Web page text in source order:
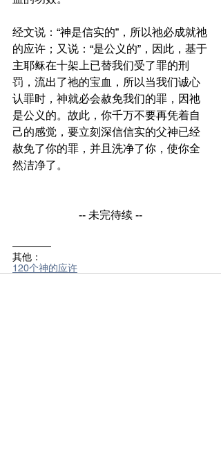
经文说：“神是信实的”，所以祂必成就祂
的应许；又说：“是公义的”，因此，基于
主耶稣在十架上已替我们受了罪的刑
罚，流出了祂的宝血，所以当我们诚心
认罪时，神就必会赦免我们的罪，因祂
是公义的。故此，你千万不要再凭着自
己的感觉，要立刻深信信实的父神已经
赦免了你的罪，并且洗净了你，使你全
然洁净了。
-- 未完待续 --
————
其他：
120个神的应许